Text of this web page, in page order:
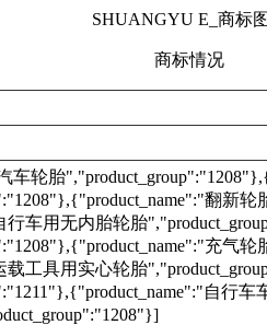
SHUANGYU E_商标
商标情况
车轮胎
翻新
行车用无内胎轮胎
充气
载工具用实心轮胎
自行